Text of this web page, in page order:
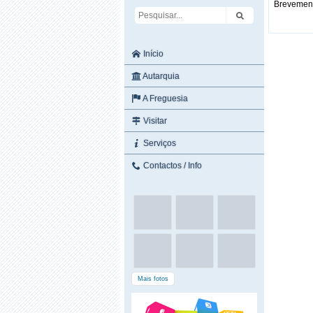
Início
Autarquia
A Freguesia
Visitar
Serviços
Contactos / Info
Mais fotos